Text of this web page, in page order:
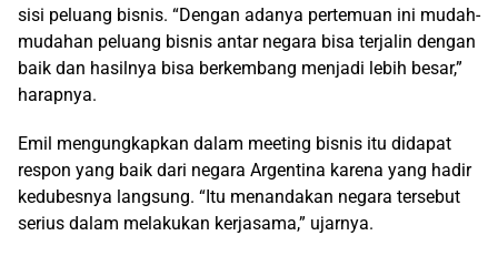
sisi peluang bisnis. “Dengan adanya pertemuan ini mudah-
mudahan peluang bisnis antar negara bisa terjalin dengan
baik dan hasilnya bisa berkembang menjadi lebih besar,”
harapnya.
Emil mengungkapkan dalam meeting bisnis itu didapat
respon yang baik dari negara Argentina karena yang hadir
kedubesnya langsung. “Itu menandakan negara tersebut
serius dalam melakukan kerjasama,” ujarnya.